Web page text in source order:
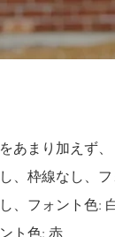
あまり加えず
、枠線なし、
、フォント色:
ト色: 赤